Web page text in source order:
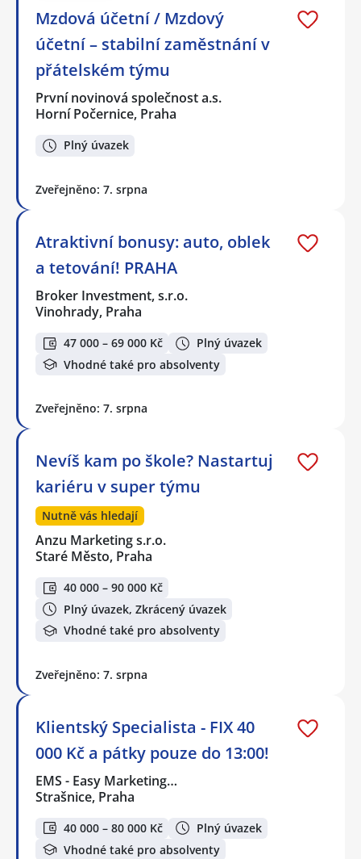
Mzdová účetní / Mzdový
účetní – stabilní zaměstnání v
přátelském týmu
První novinová společnost a.s.
Horní Počernice, Praha
Plný úvazek
Zveřejněno: 7. srpna
Atraktivní bonusy: auto, oblek
a tetování! PRAHA
Broker Investment, s.r.o.
Vinohrady, Praha
47 000 – 69 000 Kč
Plný úvazek
Vhodné také pro absolventy
Zveřejněno: 7. srpna
Nevíš kam po škole? Nastartuj
kariéru v super týmu
Nutně vás hledají
Anzu Marketing s.r.o.
Staré Město, Praha
40 000 – 90 000 Kč
Plný úvazek, Zkrácený úvazek
Vhodné také pro absolventy
Zveřejněno: 7. srpna
Klientský Specialista - FIX 40
000 Kč a pátky pouze do 13:00!
EMS - Easy Marketing…
Strašnice, Praha
40 000 – 80 000 Kč
Plný úvazek
Vhodné také pro absolventy